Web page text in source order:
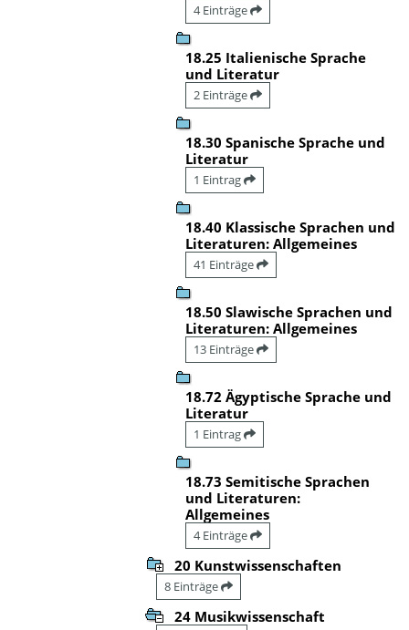
4 Einträge
18.25 Italienische Sprache
und Literatur
2 Einträge
18.30 Spanische Sprache und
Literatur
1 Eintrag
18.40 Klassische Sprachen und
Literaturen: Allgemeines
41 Einträge
18.50 Slawische Sprachen und
Literaturen: Allgemeines
13 Einträge
18.72 Ägyptische Sprache und
Literatur
1 Eintrag
18.73 Semitische Sprachen
und Literaturen:
Allgemeines
4 Einträge
20 Kunstwissenschaften
8 Einträge
24 Musikwissenschaft